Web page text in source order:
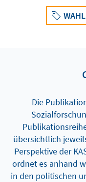
Die
übersichtlich
Perspektive der
ordnet es anhand
in den politischen